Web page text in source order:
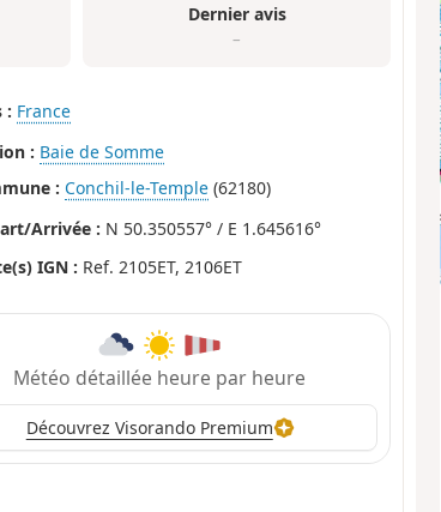
Dernier avis
–
: France
: Baie de Somme
: Conchil-le-Temple (62180)
Arrivée : N 50.350557° / E 1.645616°
IGN : Ref. 2105ET, 2106ET
Météo détaillée heure par heure
Découvrez Visorando Premium